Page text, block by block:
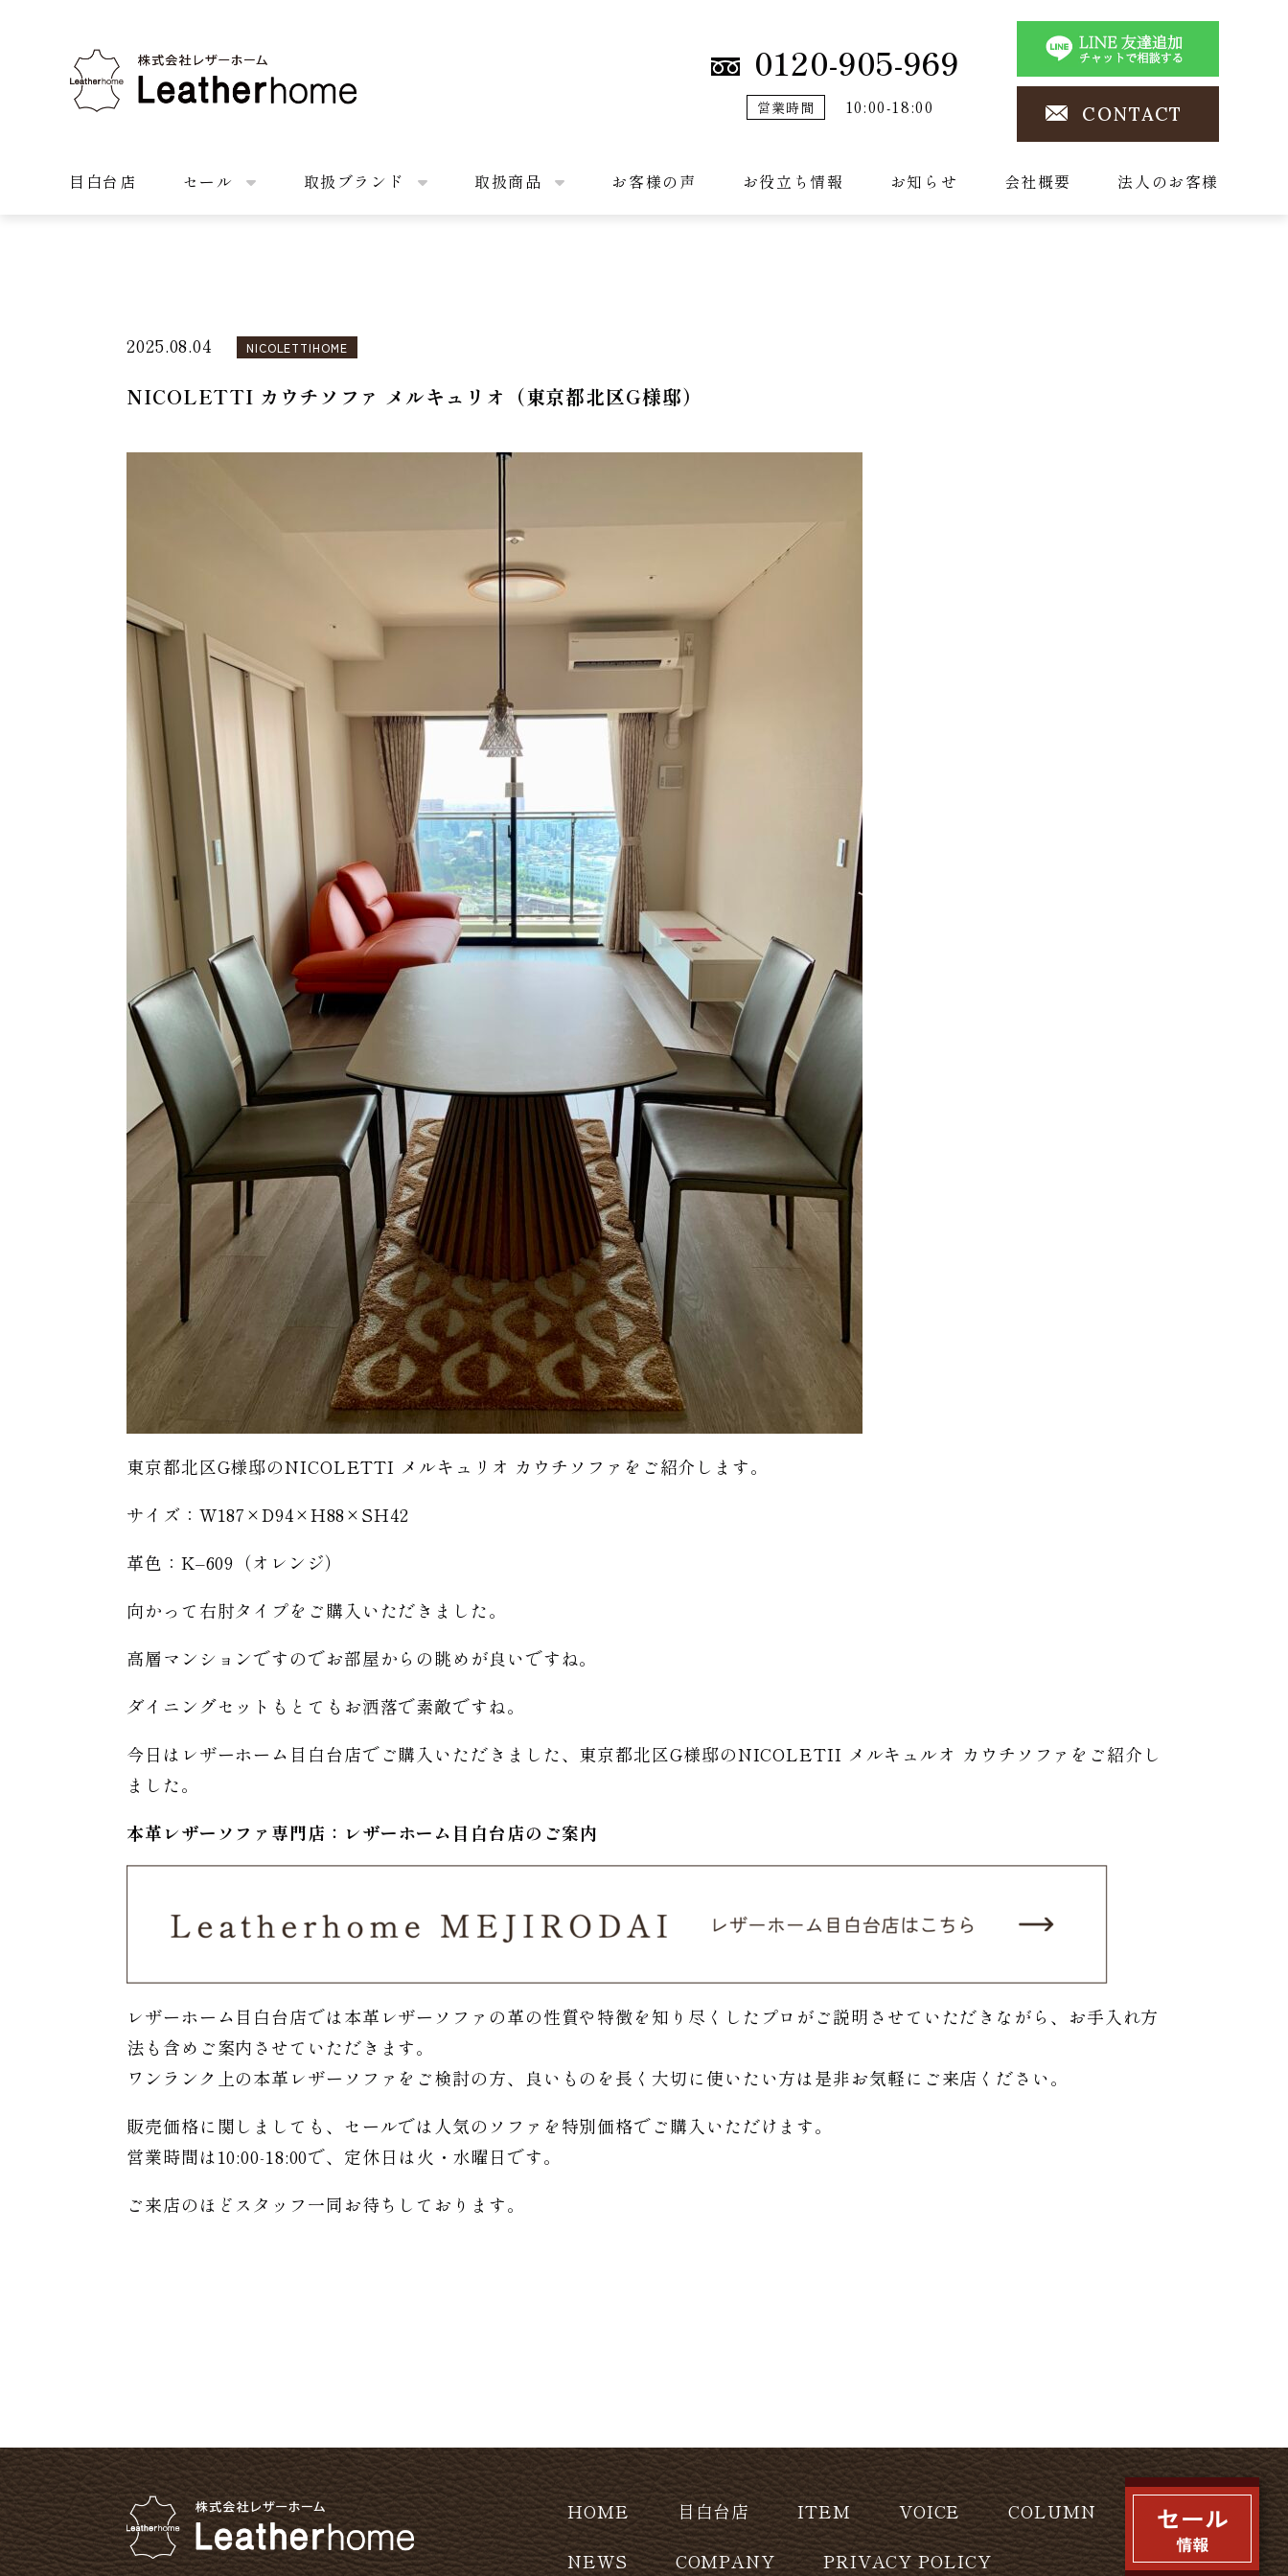
株式会社レザーホーム 0120-905-969
営業時間 10:00-18:00 CONTACT
目白台店 セール 取扱ブランド 取扱商品 お客様の声 お役立ち情報 お知らせ 会社概要 法人のお客様
2025.08.04 NICOLETTIHOME
NICOLETTI カウチソファ メルキュリオ（東京都北区G様邸）
東京都北区G様邸のNICOLETTI メルキュリオ カウチソファをご紹介します。
サイズ：W187×D94×H88×SH42
革色：K–609（オレンジ）
向かって右肘タイプをご購入いただきました。
高層マンションですのでお部屋からの眺めが良いですね。
ダイニングセットもとてもお洒落で素敵ですね。
今日はレザーホーム目白台店でご購入いただきました、東京都北区G様邸のNICOLETII メルキュルオ カウチソファをご紹介し
ました。
本革レザーソファ専門店：レザーホーム 目白台店のご案内
レザーホーム目白台店では本革レザーソファの革の性質や特徴を知り尽くしたプロがご説明させていただきながら、お手入れ方
法も含めご案内させていただきます。
ワンランク上の本革レザーソファをご検討の方、良いものを長く大切に使いたい方は是非お気軽にご来店ください。
販売価格に関しましても、セールでは人気のソファを特別価格でご購入いただけます。
営業時間は10:00-18:00で、定休日は火・水曜日です。
ご来店のほどスタッフ一同お待ちしております。
HOME 目白台店 ITEM VOICE
COLUMN
NEWS
COMPANY PRIVACY POLICY